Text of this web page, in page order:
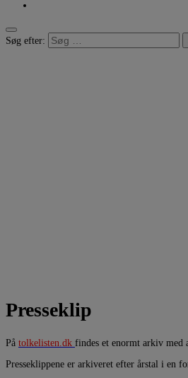
Søg efter:
Presseklip
På tolkelisten.dk findes et enormt arkiv med
Presseklippene er arkiveret efter årstal i en